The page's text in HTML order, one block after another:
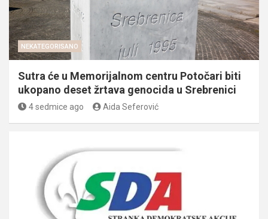
NEKATEGORISANO
Sutra će u Memorijalnom centru Potočari biti
ukopano deset žrtava genocida u Srebrenici
4 sedmice ago Aida Seferović